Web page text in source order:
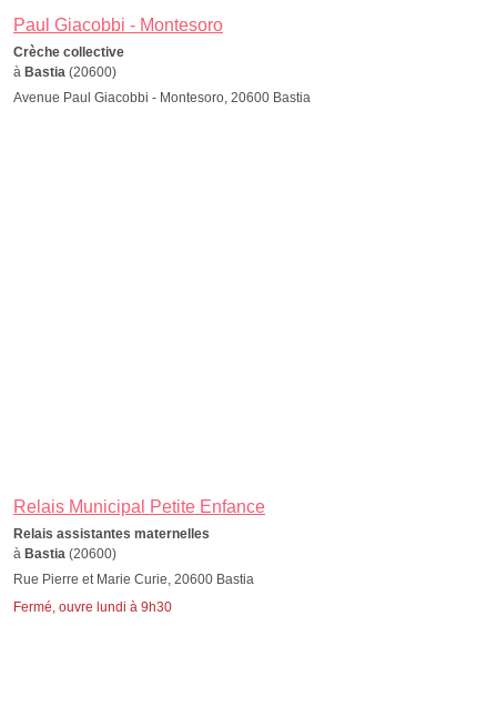
Paul Giacobbi - Montesoro
Crèche collective
à Bastia (20600)
Avenue Paul Giacobbi - Montesoro, 20600 Bastia
Relais Municipal Petite Enfance
Relais assistantes maternelles
à Bastia (20600)
Rue Pierre et Marie Curie, 20600 Bastia
Fermé, ouvre lundi à 9h30